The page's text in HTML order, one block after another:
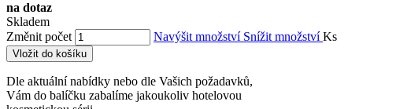
na dotaz
Skladem
Změnit počet
Navýšit množství Snížit množstvíKs
Vložit do košíku
Dle aktuální nabídky nebo dle Vašich požadavků,
Vám do balíčku zabalíme jakoukoliv hotelovou